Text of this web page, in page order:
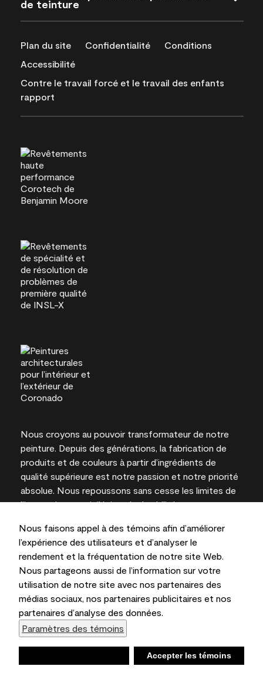
Nous faisons appel à des témoins afin d’améliorer
l’expérience des utilisateurs et d’analyser le
rendement et la fréquentation de notre site Web.
Nous partageons aussi de l’information sur votre
utilisation de notre site avec nos partenaires des
médias sociaux, nos partenaires publicitaires et nos
partenaires d’analyse des données.
Paramètres des témoins
Accepter les témoins
de teinture
Plan du site Confidentialité
Conditions
Accessibilité
Contre le travail forcé et le travail des enfants
rapport
Nous croyons au pouvoir transformateur de notre
peinture. Depuis des générations, la fabrication de
produits et de couleurs à partir d’ingrédients de
qualité supérieure est notre passion et notre priorité
absolue. Nous repoussons sans cesse les limites de
l’innovation et privilégions la durabilité pour
l’expertise locale.
Les couleurs représentées à l’écran et sur les
documents imprimés peuvent différer des couleurs
en contenant.